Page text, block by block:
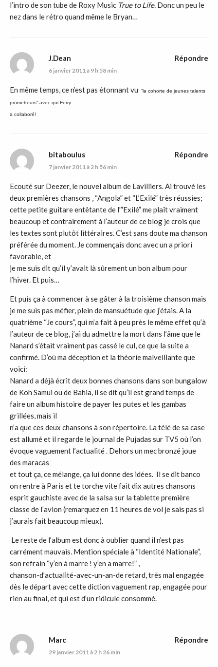
l’intro de son tube de Roxy Music True to Life. Donc un peu le
nez dans le rétro quand même le Bryan…
J.Dean
6 janvier 2011 à 9 h 58 min
En même temps, ce n’est pas étonnant vu “la cohorte de jeunes talents
prometteurs” avec qui Ferry
a collaboré!
Répondre
bitaboulus
7 janvier 2011 à 2 h 56 min
Ecouté sur Deezer, le nouvel album de Lavilliers. Ai trouvé les
deux premières chansons , “Angola” et “L’Exilé” très réussies;
cette petite guitare entêtante de l'”Exilé” me plaît vraiment
beaucoup et contrairement à l’auteur de ce blog je crois que
les textes sont plutôt littéraires. C’est sans doute ma chanson
préférée du moment. Je commençais donc avec un a priori
favorable, et
je me suis dit qu’il y’avait là sûrement un bon album pour
l’hiver. Et puis…
Et puis ça à commencer à se gâter à la troisième chanson mais
je me suis pas méfier, plein de mansuétude que j’étais. A la
quatrième “Je cours”, qui m’a fait à peu près le même effet qu’à
l’auteur de ce blog, j’ai du admettre la mort dans l’âme que le
Nanard s’était vraiment pas cassé le cul, ce que la suite a
confirmé. D’où ma déception et la théorie malveillante que
voici:
Nanard a déjà écrit deux bonnes chansons dans son bungalow
de Koh Samui ou de Bahia, il se dit qu’il est grand temps de
faire un album histoire de payer les putes et les gambas
grillées, mais il
n’a que ces deux chansons à son répertoire. La télé de sa case
est allumé et il regarde le journal de Pujadas sur TV5 où l’on
évoque vaguement l’actualité . Dehors un mec bronzé joue
des maracas
et tout ça, ce mélange, ça lui donne des idées. Il se dit banco
on rentre à Paris et te torche vite fait dix autres chansons
esprit gauchiste avec de la salsa sur la tablette première
classe de l’avion (remarquez en 11 heures de vol je sais pas si
j’aurais fait beaucoup mieux).
Le reste de l’album est donc à oublier quand il n’est pas
carrément mauvais. Mention spéciale à “Identité Nationale”,
son refrain “y’en à marre ! y’en a marre!” ,
chanson-d’actualité-avec-un-an-de retard, très mal engagée
dès le départ avec cette diction vaguement rap, engagée pour
rien au final, et qui est d’un ridicule consommé.
Répondre
Marc
29 janvier 2011 à 2 h 26 min
Répondre